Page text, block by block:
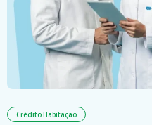
Crédito Habitação